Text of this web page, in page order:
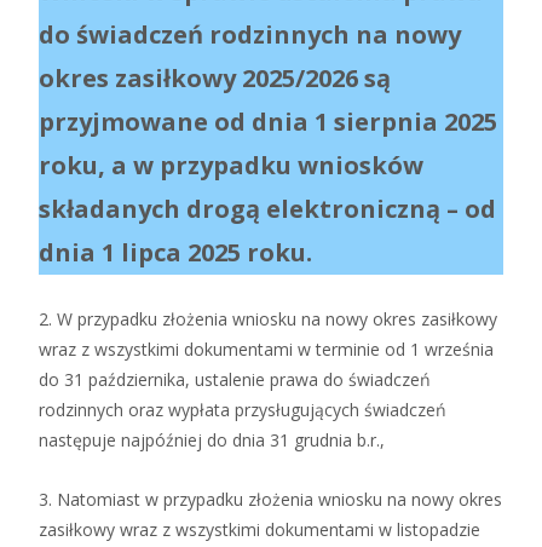
do świadczeń rodzinnych na nowy
okres zasiłkowy 2025/2026 są
przyjmowane od dnia 1 sierpnia 2025
roku, a w przypadku wniosków
składanych drogą elektroniczną – od
dnia 1 lipca 2025 roku.
2. W przypadku złożenia wniosku na nowy okres zasiłkowy
wraz z wszystkimi dokumentami w terminie od 1 września
do 31 października, ustalenie prawa do świadczeń
rodzinnych oraz wypłata przysługujących świadczeń
następuje najpóźniej do dnia 31 grudnia b.r.,
3. Natomiast w przypadku złożenia wniosku na nowy okres
zasiłkowy wraz z wszystkimi dokumentami w listopadzie